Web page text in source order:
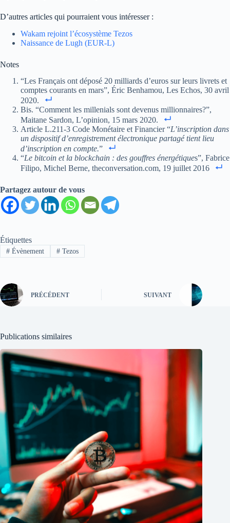
D’autres articles qui pourraient vous intéresser :
Wakam rejoint l’écosystème Tezos
Naissance de Lugh (EUR-L)
Notes
“Les Français ont déposé 20 milliards d’euros sur leurs livrets et
comptes courants en mars”, Éric Benhamou, Les Echos, 30 avril
2020.
Bis. “Comment les millenials sont devenus millionnaires?”,
Maitane Sardon, L’opinion, 15 mars 2020.
Article L.211-3 Code Monétaire et Financier “L’inscription dans
un dispositif d’enregistrement électronique partagé tient lieu
d’inscription en compte.”
“Le bitcoin et la blockchain : des gouffres énergétiques”, Fabrice
Filipo, Michel Berne, theconversation.com, 19 juillet 2016
Partagez autour de vous
Étiquettes
#Évènement #Tezos
PRÉCÉDENT SUIVANT
Publications similaires